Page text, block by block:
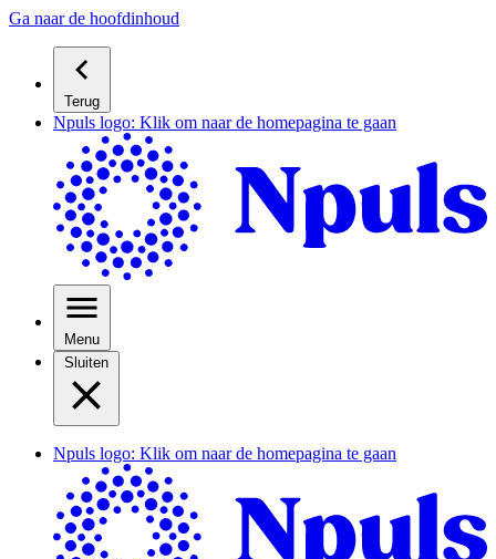
Ga naar de hoofdinhoud
Terug
Npuls logo: Klik om naar de homepagina te gaan
Menu
Sluiten
Npuls logo: Klik om naar de homepagina te gaan